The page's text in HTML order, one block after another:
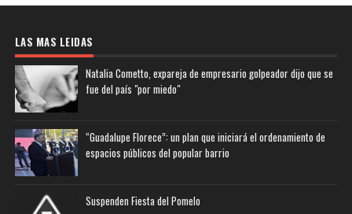
LAS MAS LEIDAS
Natalia Cometto, expareja de empresario golpeador dijo que se
fue del país "por miedo"
“Guadalupe Florece”: un plan que iniciará el ordenamiento de
espacios públicos del popular barrio
Suspenden Fiesta del Pomelo